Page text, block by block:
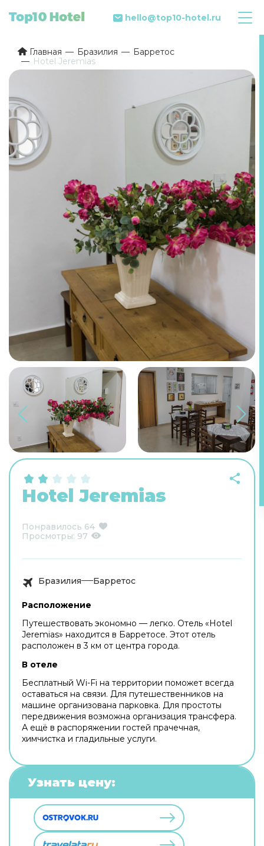
hello@top10-hotel.ru
Главная Бразилия
Барретос
Hotel Jeremias
Hotel Jeremias
Понравилось 64
Просмотры: 97
Бразилия Барретос
Расположение
Путешествовать экономно — легко. Отель «Hotel
Jeremias» находится в Барретосе. Этот отель
расположен в 3 км от центра города.
В отеле
Бесплатный Wi-Fi на территории поможет всегда
оставаться на связи. Для путешественников на
машине организована парковка. Для простоты
передвижения возможна организация трансфера.
А ещё в распоряжении гостей прачечная,
химчистка и гладильные услуги.
Узнать цену: